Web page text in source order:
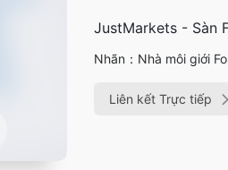
JustMarkets - Sàn
Nhãn： Nhà môi giới
Liên kết Trực tiếp